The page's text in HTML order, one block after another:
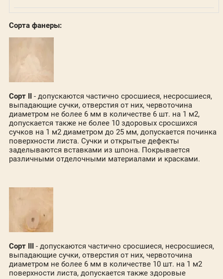
Сорта фанеры:
Сорт II - допускаются частично сросшиеся, несросшиеся,
выпадающие сучки, отверстия от них, червоточина
диаметром не более 6 мм в количестве 6 шт. на 1 м2,
допускается также не более 10 здоровых сросшихся
сучков на 1 м2 диаметром до 25 мм, допускается починка
поверхности листа. Сучки и открытые дефекты
заделываются вставками из шпона. Покрывается
различными отделочными материалами и красками.
Сорт III - допускаются частично сросшиеся, несросшиеся,
выпадающие сучки, отверстия от них, червоточина
диаметром не более 6 мм в количестве 10 шт. на 1 м2
поверхности листа, допускается также здоровые